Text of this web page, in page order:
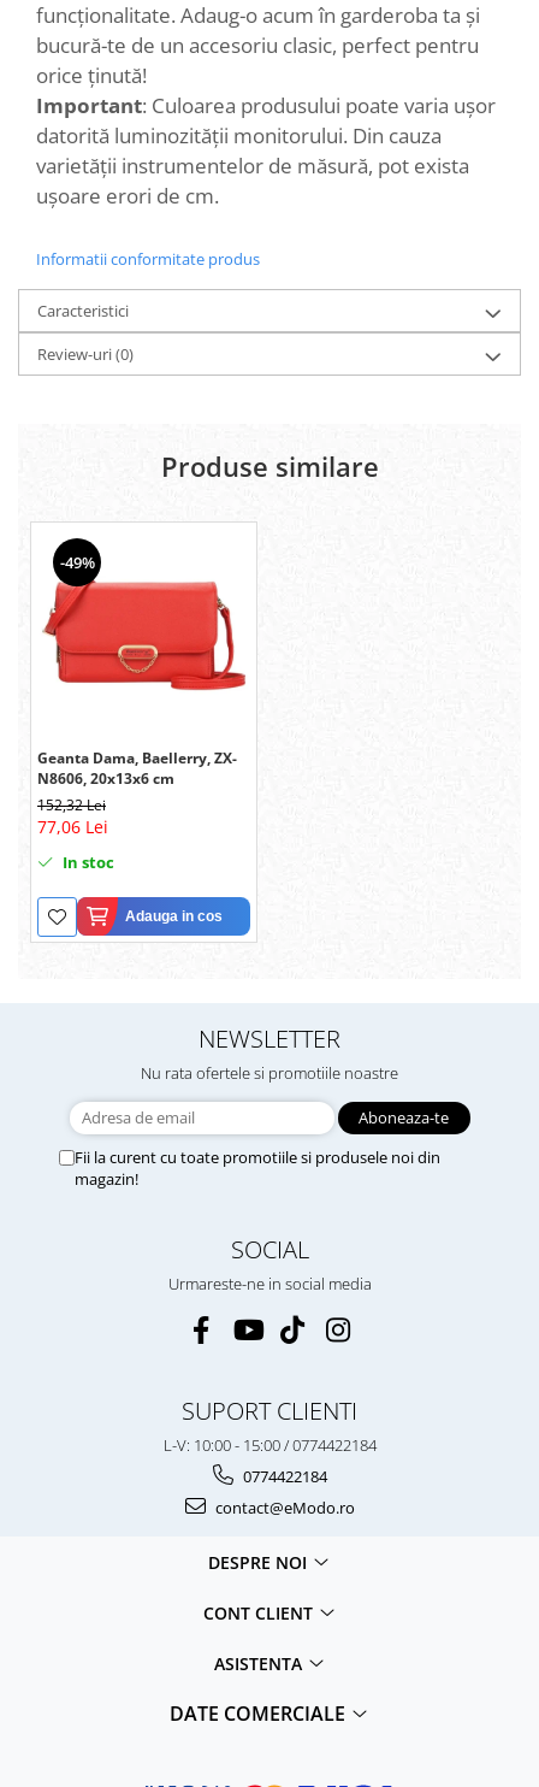
funcționalitate. Adaug-o acum în garderoba ta și
bucură-te de un accesoriu clasic, perfect pentru
orice ținută!
Important: Culoarea produsului poate varia ușor
datorită luminozității monitorului. Din cauza
varietății instrumentelor de măsură, pot exista
ușoare erori de cm.
Informatii conformitate produs
Caracteristici
Review-uri(0)
Produse similare
-49%
Geanta Dama, Baellerry, ZX-
N8606, 20x13x6 cm
152,32 Lei
77,06 Lei
In stoc
Adauga in cos
NEWSLETTER
Nu rata ofertele si promotiile noastre
Fii la curent cu toate promotiile si produsele noi din
magazin!
SOCIAL
Urmareste-ne in social media
SUPORT CLIENTI
L-V: 10:00 - 15:00 / 0774422184
0774422184
contact@eModo.ro
DESPRE NOI
CONT CLIENT
ASISTENTA
DATE COMERCIALE